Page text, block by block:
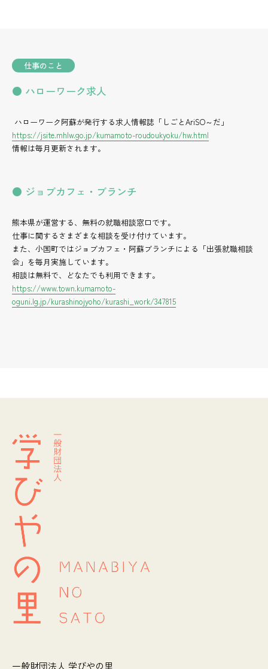
仕事のこと
● ハローワーク求人
ハローワーク阿蘇が発行する求人情報誌「しごとAriSO～だ」
https://jsite.mhlw.go.jp/kumamoto-roudoukyoku/hw.html
情報は毎月更新されます。
● ジョブカフェ・ブランチ
熊本県が運営する、無料の就職相談窓口です。
仕事に関するさまざまな相談を受け付けています。
また、小国町ではジョブカフェ・阿蘇ブランチによる「出張就職相談
会」を毎月実施しています。
相談は無料で、どなたでも利用できます。
https://www.town.kumamoto-
oguni.lg.jp/kurashinojyoho/kurashi_work/347815
一般財団法人 学びやの里